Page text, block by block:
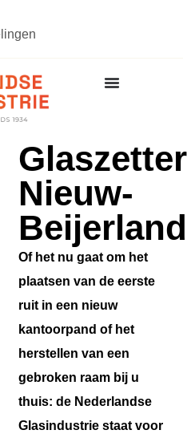
Glaszetter
Nieuw-
Beijerland
Of het nu gaat om het
plaatsen van de eerste
ruit in een nieuw
kantoorpand of het
herstellen van een
gebroken raam bij u
thuis: de Nederlandse
Glasindustrie staat voor